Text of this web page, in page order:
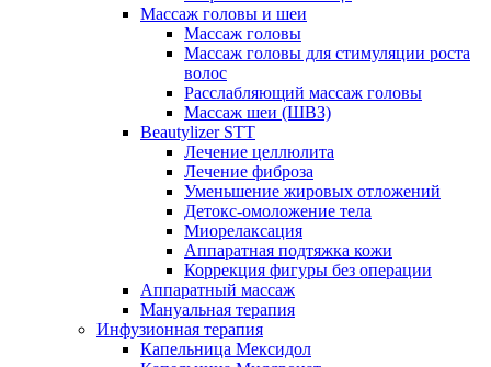
Массаж головы и шеи
Массаж головы
Массаж головы для стимуляции роста
волос
Расслабляющий массаж головы
Массаж шеи (ШВЗ)
Beautylizer STT
Лечение целлюлита
Лечение фиброза
Уменьшение жировых отложений
Детокс-омоложение тела
Миорелаксация
Аппаратная подтяжка кожи
Коррекция фигуры без операции
Аппаратный массаж
Мануальная терапия
Инфузионная терапия
Капельница Мексидол